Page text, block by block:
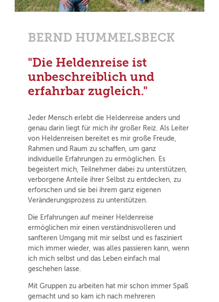
BERND HUMMELSBECK
"Die Heldenreise ist
unbeschreiblich und
erfahrbar zugleich."
Jeder Mensch erlebt die Heldenreise anders und
genau darin liegt für mich ihr großer Reiz. Als Leiter
von Heldenreisen bereitet es mir große Freude,
Rahmen und Raum zu schaffen, um ganz
individuelle Erfahrungen zu ermöglichen. Es
begeistert mich, Teilnehmer dabei zu unterstützen,
verborgene Anteile ihrer Selbst zu entdecken, zu
erforschen und sie bei ihrem ganz eigenen
Veränderungsprozess zu unterstützen.
Die Erfahrungen auf meiner Heldenreise
ermöglichen mir einen verständnisvolleren und
sanfteren Umgang mit mir selbst und es fasziniert
mich immer wieder, was alles passieren kann, wenn
ich mich selbst und das Leben einfach mal
geschehen lasse.
Mit Gruppen zu arbeiten hat mir schon immer Spaß
gemacht und so kam ich nach mehreren